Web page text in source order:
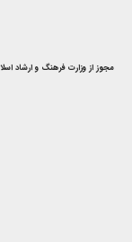
مجوز از وزارت فرهنگ و ارشاد